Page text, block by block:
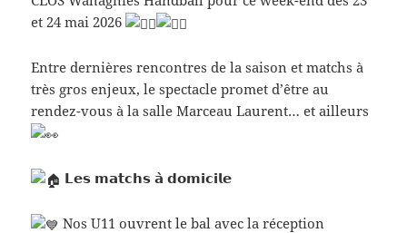
et 24 mai 2026
Entre dernières rencontres de la saison et matchs à
très gros enjeux, le spectacle promet d’être au
rendez-vous à la salle Marceau Laurent… et ailleurs
𝗟𝗲𝘀 𝗺𝗮𝘁𝗰𝗵𝘀 𝗮̀ 𝗱𝗼𝗺𝗶𝗰𝗶𝗹𝗲
Nos U11 ouvrent le bal avec la réception